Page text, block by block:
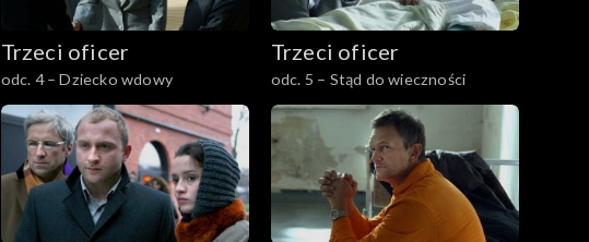
Trzeci oficer
odc. 4 – Dziecko wdowy
Trzeci oficer
odc. 5 – Stąd do wieczności